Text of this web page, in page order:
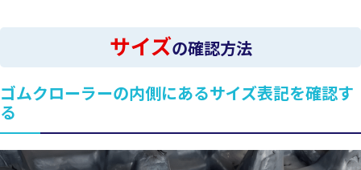
サイズの確認方法
ゴムクローラーの内側にあるサイズ表記を確認す
る